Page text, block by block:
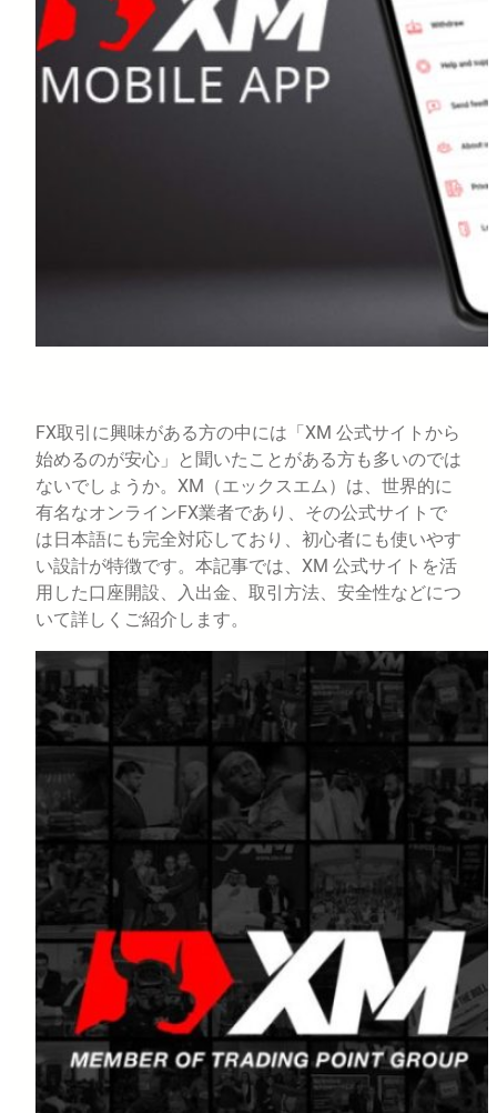
FX取引に興味がある方の中には「XM 公式サイトから
始めるのが安心」と聞いたことがある方も多いのでは
ないでしょうか。XM（エックスエム）は、世界的に
有名なオンラインFX業者であり、その公式サイトで
は日本語にも完全対応しており、初心者にも使いやす
い設計が特徴です。本記事では、XM 公式サイトを活
用した口座開設、入出金、取引方法、安全性などにつ
いて詳しくご紹介します。